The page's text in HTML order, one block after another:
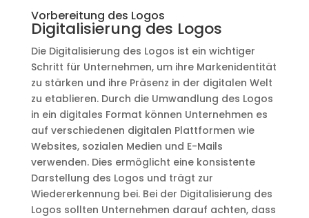
Vorbereitung des Logos
Digitalisierung des Logos
Die Digitalisierung des Logos ist ein wichtiger
Schritt für Unternehmen, um ihre Markenidentität
zu stärken und ihre Präsenz in der digitalen Welt
zu etablieren. Durch die Umwandlung des Logos
in ein digitales Format können Unternehmen es
auf verschiedenen digitalen Plattformen wie
Websites, sozialen Medien und E-Mails
verwenden. Dies ermöglicht eine konsistente
Darstellung des Logos und trägt zur
Wiedererkennung bei. Bei der Digitalisierung des
Logos sollten Unternehmen darauf achten, dass